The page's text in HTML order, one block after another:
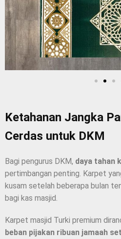
Ketahanan Jangka
Cerdas untuk DKM
Bagi pengurus DKM, daya tahan
pertimbangan penting. Karpet
kusam setelah beberapa bulan
bagi kas masjid.
Karpet masjid Turki premium
beban pijakan ribuan jamaah